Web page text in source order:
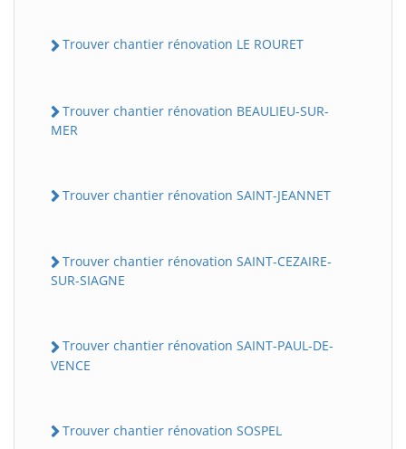
Trouver chantier rénovation LE ROURET
Trouver chantier rénovation BEAULIEU-SUR-
MER
Trouver chantier rénovation SAINT-JEANNET
Trouver chantier rénovation SAINT-CEZAIRE-
SUR-SIAGNE
Trouver chantier rénovation SAINT-PAUL-DE-
VENCE
Trouver chantier rénovation SOSPEL